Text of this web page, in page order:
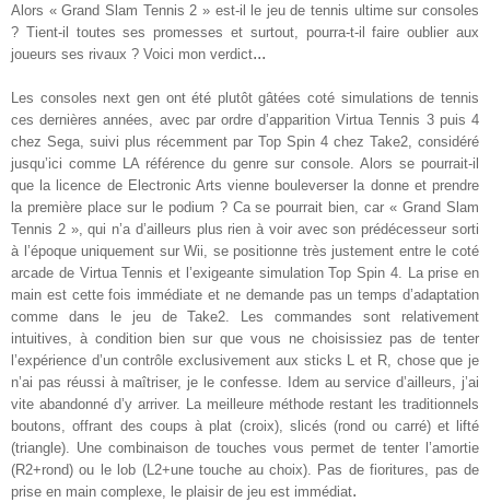
Alors « Grand Slam Tennis 2 » est-il le jeu de tennis ultime sur consoles
? Tient-il toutes ses promesses et surtout, pourra-t-il faire oublier aux
joueurs ses rivaux ? Voici mon verdict...
Les consoles next gen ont été plutôt gâtées coté simulations de tennis
ces dernières années, avec par ordre d’apparition Virtua Tennis 3 puis 4
chez Sega, suivi plus récemment par Top Spin 4 chez Take2, considéré
jusqu’ici comme LA référence du genre sur console. Alors se pourrait-il
que la licence de Electronic Arts vienne bouleverser la donne et prendre
la première place sur le podium ? Ca se pourrait bien, car « Grand Slam
Tennis 2 », qui n’a d’ailleurs plus rien à voir avec son prédécesseur sorti
à l’époque uniquement sur Wii, se positionne très justement entre le coté
arcade de Virtua Tennis et l’exigeante simulation Top Spin 4. La prise en
main est cette fois immédiate et ne demande pas un temps d’adaptation
comme dans le jeu de Take2. Les commandes sont relativement
intuitives, à condition bien sur que vous ne choisissiez pas de tenter
l’expérience d’un contrôle exclusivement aux sticks L et R, chose que je
n’ai pas réussi à maîtriser, je le confesse. Idem au service d’ailleurs, j’ai
vite abandonné d’y arriver. La meilleure méthode restant les traditionnels
boutons, offrant des coups à plat (croix), slicés (rond ou carré) et lifté
(triangle). Une combinaison de touches vous permet de tenter l’amortie
(R2+rond) ou le lob (L2+une touche au choix). Pas de fioritures, pas de
prise en main complexe, le plaisir de jeu est immédiat.